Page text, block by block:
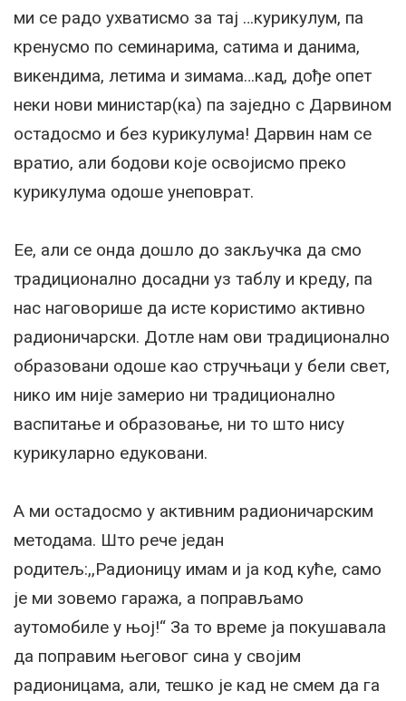
ми се радо ухватисмо за тај …курикулум, па
кренусмо по семинарима, сатима и данима,
викендима, летима и зимама…кад, дође опет
неки нови министар(ка) па заједно с Дарвином
остадосмо и без курикулума! Дарвин нам се
вратио, али бодови које освојисмо преко
курикулума одоше унеповрат.
Ее, али се онда дошло до закључка да смо
традиционално досадни уз таблу и креду, па
нас наговорише да исте користимо активно
радионичарски. Дотле нам ови традиционално
образовани одоше као стручњаци у бели свет,
нико им није замерио ни традиционално
васпитање и образовање, ни то што нису
курикуларно едуковани.
А ми остадосмо у активним радионичарским
методама. Што рече један
родитељ:,,Радионицу имам и ја код куће, само
је ми зовемо гаража, а поправљамо
аутомобиле у њој!“ За то време ја покушавала
да поправим његовог сина у својим
радионицама, али, тешко је кад не смем да га